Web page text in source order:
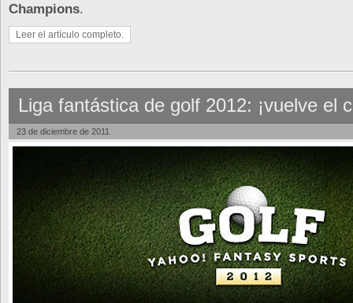
Champions.
Leer el artículo completo.
Liga fantástica de golf 2012: ¡vuelve el
23 de diciembre de 2011